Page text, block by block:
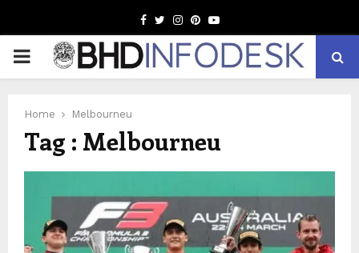
Facebook
TwitterInstagram
Pinterest
Youtube
PRIMARY
Home Melbourneu
Tag : Melbourneu